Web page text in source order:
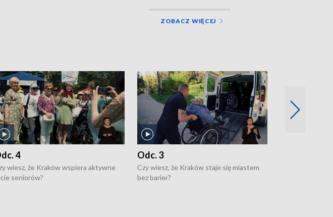
ZOBACZ WIĘCEJ
4
wiesz, że Kraków wspiera aktywne
seniorów?
Odc. 3
Czy wiesz, że Kraków staje się miastem
bez barier?